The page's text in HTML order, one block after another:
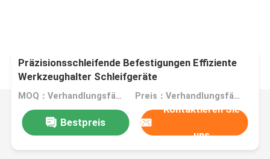
Präzisionsschleifende Befestigungen Effiziente
Werkzeughalter Schleifgeräte
MOQ：Verhandlungsfähig Preis：Verhandlungsfähig
Bestpreis
Kontaktieren Sie
uns